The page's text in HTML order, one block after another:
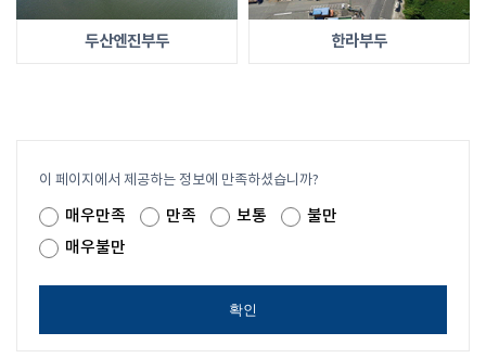
두산엔진부두 한라부두
이 페이지에서 제공하는 정보에 만족하셨습니까?
매우만족 만족 보통
불만
매우불만
확인